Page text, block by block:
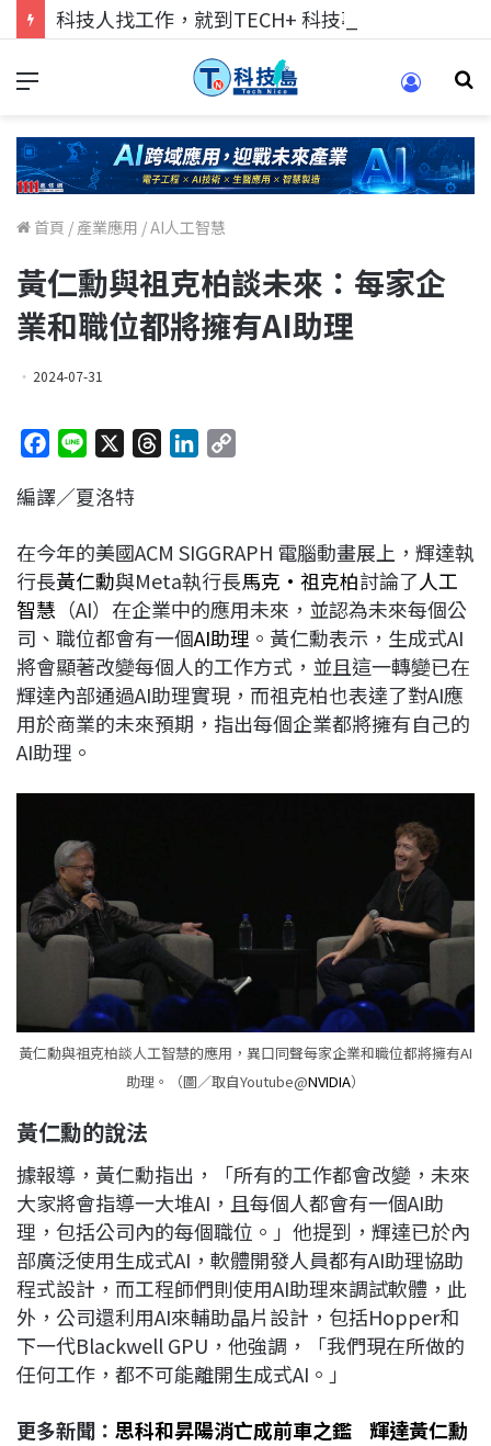
科技人找工作，就到TECH+ 科技專區!
首頁 / 產業應用 /AI人工智慧
黃仁勳與祖克柏談未來：每家企
業和職位都將擁有AI助理
2024-07-31
c
b
o
o
k
n
a
d
s
e
d
I
n
L
i
n
k
編譯／夏洛特
在今年的美國ACM SIGGRAPH 電腦動畫展上，輝達執
行長黃仁勳與Meta執行長馬克·祖克柏討論了人工
智慧 （AI）在企業中的應用未來，並認為未來每個公
司、職位都會有一個AI助理 。黃仁勳表示，生成式AI
將會顯著改變每個人的工作方式，並且這一轉變已在
輝達內部通過AI助理實現，而祖克柏也表達了對AI應
用於商業的未來預期，指出每個企業都將擁有自己的
AI助理。
黃仁勳與祖克柏談人工智慧的應用，異口同聲每家企業和職位都將擁有AI
助理。（圖／取自Youtube@NVIDIA）
黃仁勳的說法
據報導，黃仁勳指出，「所有的工作都會改變，未來
大家將會指導一大堆AI，且每個人都會有一個AI助
理，包括公司內的每個職位。」他提到，輝達已於內
部廣泛使用生成式AI，軟體開發人員都有AI助理協助
程式設計，而工程師們則使用AI助理來調試軟體，此
外，公司還利用AI來輔助晶片設計，包括Hopper和
下一代Blackwell GPU，他強調，「我們現在所做的
任何工作，都不可能離開生成式AI。」
更多新聞： 思科和昇陽消亡成前車之鑑 輝達黃仁勳